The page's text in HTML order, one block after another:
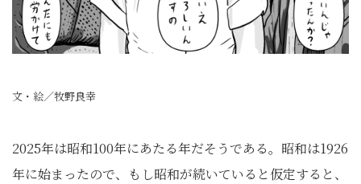
文・絵／牧野良幸
2025年は昭和100年にあたる年だそうである。昭和は1926
年に始まったので、もし昭和が続いていると仮定すると、